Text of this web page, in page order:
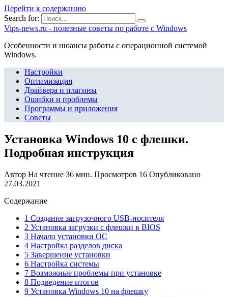
Перейти к содержанию
Search for:
Vips-news.ru - полезные советы по работе с Windows
Особенности и нюансы работы с операционной системой
Windows.
Настройки
Оптимизация
Драйвера и плагины
Ошибки и проблемы
Программы и приложения
Советы
Установка Windows 10 с флешки.
Подробная инструкция
Автор На чтение 36 мин. Просмотров 16 Опубликовано
27.03.2021
Содержание
1 Создание загрузочного USB-носителя
2 Установка загрузки с флешки в BIOS
3 Начало установки ОС
4 Настройка разделов диска
5 Завершение установки
6 Настройка системы
7 Возможные проблемы при установке
8 Подведение итогов
9 Установка Windows 10 на флешку